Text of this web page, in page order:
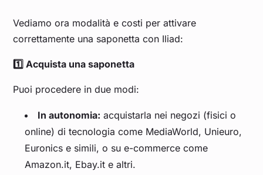
Vediamo ora modalità e costi per attivare
correttamente una saponetta con Iliad:
1️⃣ Acquista una saponetta
Puoi procedere in due modi:
In autonomia: acquistarla nei negozi (fisici o
online) di tecnologia come MediaWorld, Unieuro,
Euronics e simili, o su e-commerce come
Amazon.it, Ebay.it e altri.